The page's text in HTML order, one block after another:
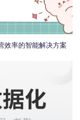
效率的智能解决方案